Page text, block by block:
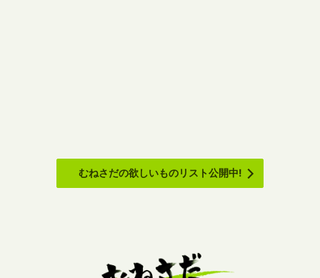
むねさだの欲しいものリスト公開中!